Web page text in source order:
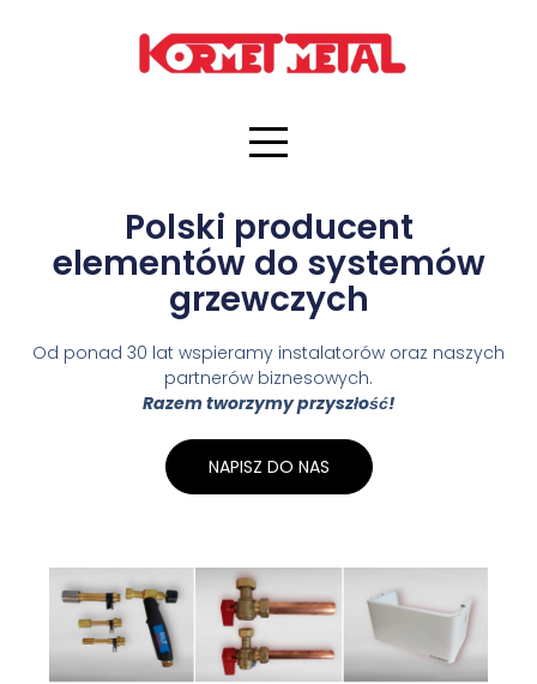
Polski producent
elementów do systemów
grzewczych
Od ponad 30 lat wspieramy instalatorów oraz naszych
partnerów biznesowych.
Razem tworzymy przyszłość!
NAPISZ DO NAS